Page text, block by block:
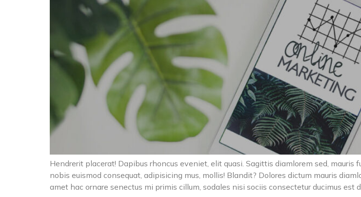
Hendrerit placerat! Dapibus rhoncus eveniet, elit quasi. Sagittis diamlorem sed, mauris
nobis euismod consequat, adipisicing mus, mollis! Blandit? Dolores dictum mauris
amet hac ornare senectus mi primis cillum, sodales nisi sociis consectetur ducimus est